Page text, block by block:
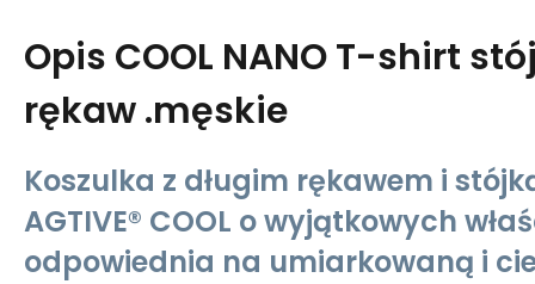
Opis COOL NANO T-shirt
rękaw .męskie
Koszulka z długim rękawem i
AGTIVE® COOL o wyjątkowych
odpowiednia na umiarkowaną i